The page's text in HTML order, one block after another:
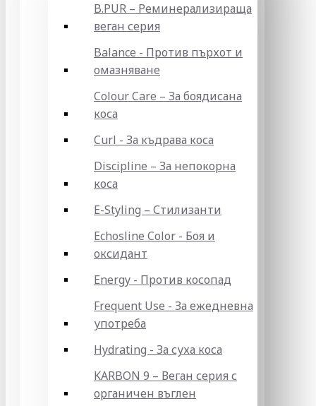
B.PUR – Реминерализираща
веган серия
Balance - Против пърхот и
омазняване
Colour Care – За боядисана
коса
Curl - За къдрава коса
Discipline – За непокорна
коса
E-Styling – Стилизанти
Echosline Color - Боя и
оксидант
Energy - Против косопад
Frequent Use - За ежедневна
употреба
Hydrating - За суха коса
KARBON 9 – Веган серия с
органичен въглен